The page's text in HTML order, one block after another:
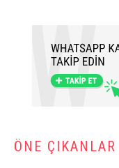
ÖNE ÇIKANLAR